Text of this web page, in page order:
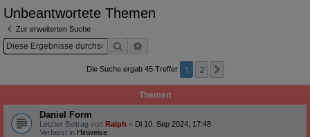
Unbeantwortete Themen
Zur erweiterten Suche
Suche
Die Suche ergab 45 Treffer 1 2
Themen
Daniel Form
Letzter Beitrag von Ralph « Di 10. Sep 2024, 17:48
Verfasst in Hinweise